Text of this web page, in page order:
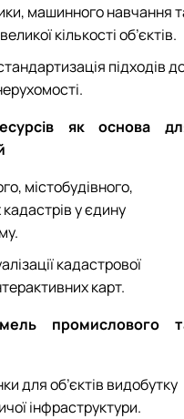
машинного навчання
кількості об’єктів.
підходів
як основа
містобудівного,
у єдину
кадастрової
карт.
промислового
для об’єктів видобутку
інфраструктури.